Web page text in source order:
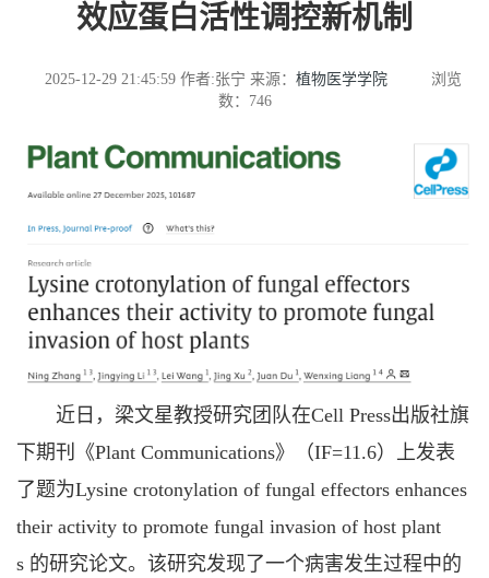
效应蛋白活性调控新机制
2025-12-29 21:45:59 作者:张宁 来源： 植物医学学院
浏览
数： 746
近日，梁文星教授研究团队在Cell Press出版社旗
下期刊《Plant Communications》（IF=11.6）上发表
了题为Lysine crotonylation of fungal effectors enhances
their activity to promote fungal invasion of host plant
s 的研究论文。该研究发现了一个病害发生过程中的